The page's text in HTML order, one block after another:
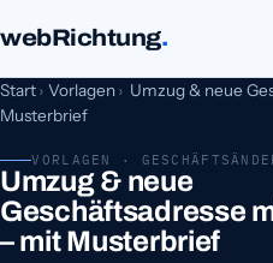
webRichtung.
Start› Vorlagen › Umzug & neue
Musterbrief
VORLAGEN ·
Umzug & neue
Geschäftsadresse
– mit Musterbrief